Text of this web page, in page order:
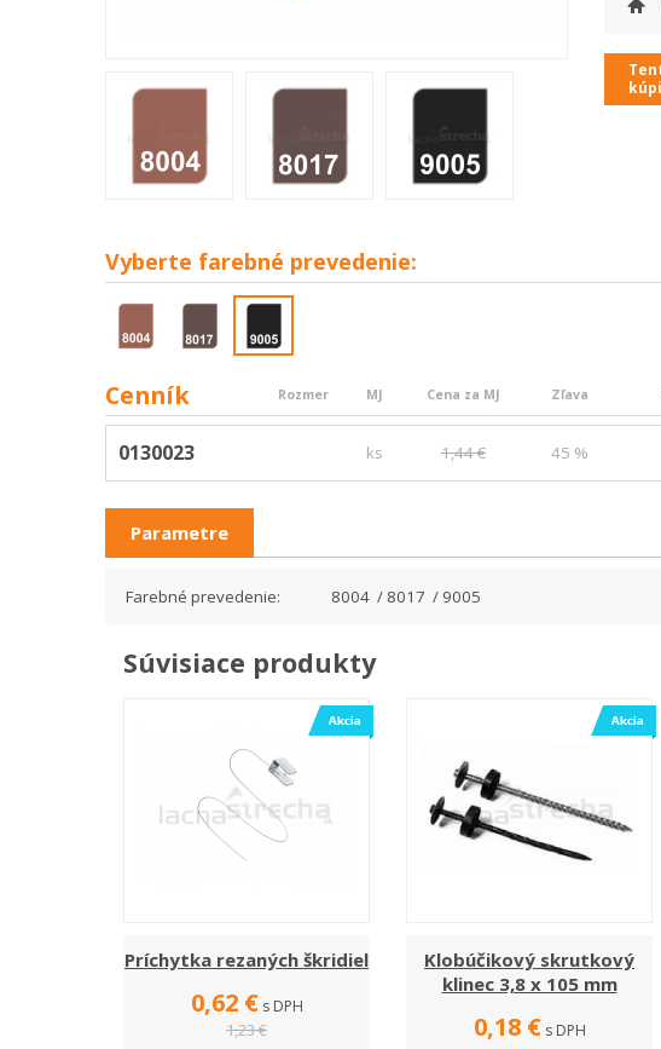
Vyberte farebné prevedenie:
Cenník Rozmer MJ Cena za MJ Zľava
0130023 ks 1,44 € 45 %
Parametre
Farebné prevedenie: 8004 / 8017 / 9005
Súvisiace produkty
Príchytka rezaných škridiel
0,62 € s DPH
1,23 €
Klobúčikový skrutkový
klinec 3,8 x 105 mm
0,18 € s DPH